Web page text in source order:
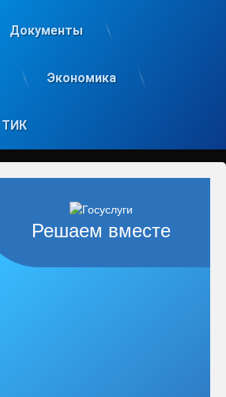
Документы
Экономика
ТИК
Решаем вместе